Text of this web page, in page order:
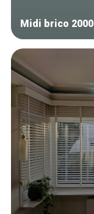
Midi brico 2000